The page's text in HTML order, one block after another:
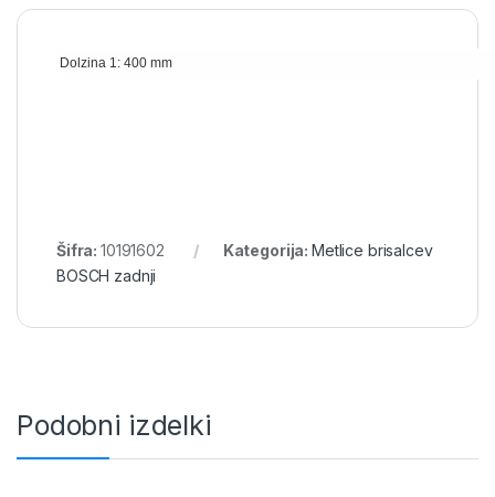
Dolzina 1: 400 mm
Šifra:10191602 Kategorija: Metlice brisalcev
BOSCH zadnji
Podobni izdelki